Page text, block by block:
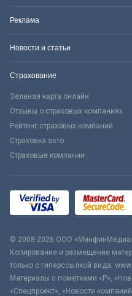
Реклама
Новости и статьи
Страхование
Зеленая карта онлайн
Отзывы о страховых компаниях
Рейтинг страховых компаний
Страховка авто
Страховые компании
© 2008-2026 ООО
Копирование и размещение
только с гиперссылкой вида:
Материалы с пометками «Р»,
«Спецпроект», «Новости